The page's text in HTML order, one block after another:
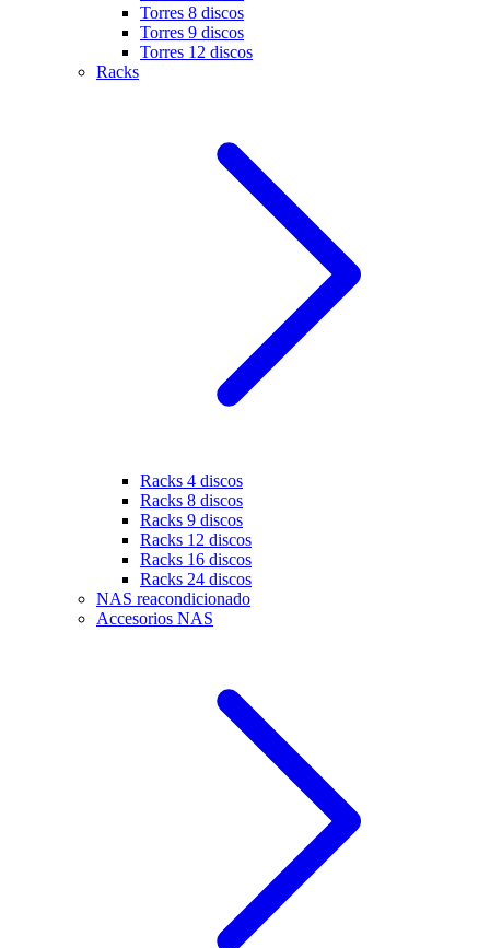
Torres 8 discos
Torres 9 discos
Torres 12 discos
Racks
Racks 4 discos
Racks 8 discos
Racks 9 discos
Racks 12 discos
Racks 16 discos
Racks 24 discos
NAS reacondicionado
Accesorios NAS